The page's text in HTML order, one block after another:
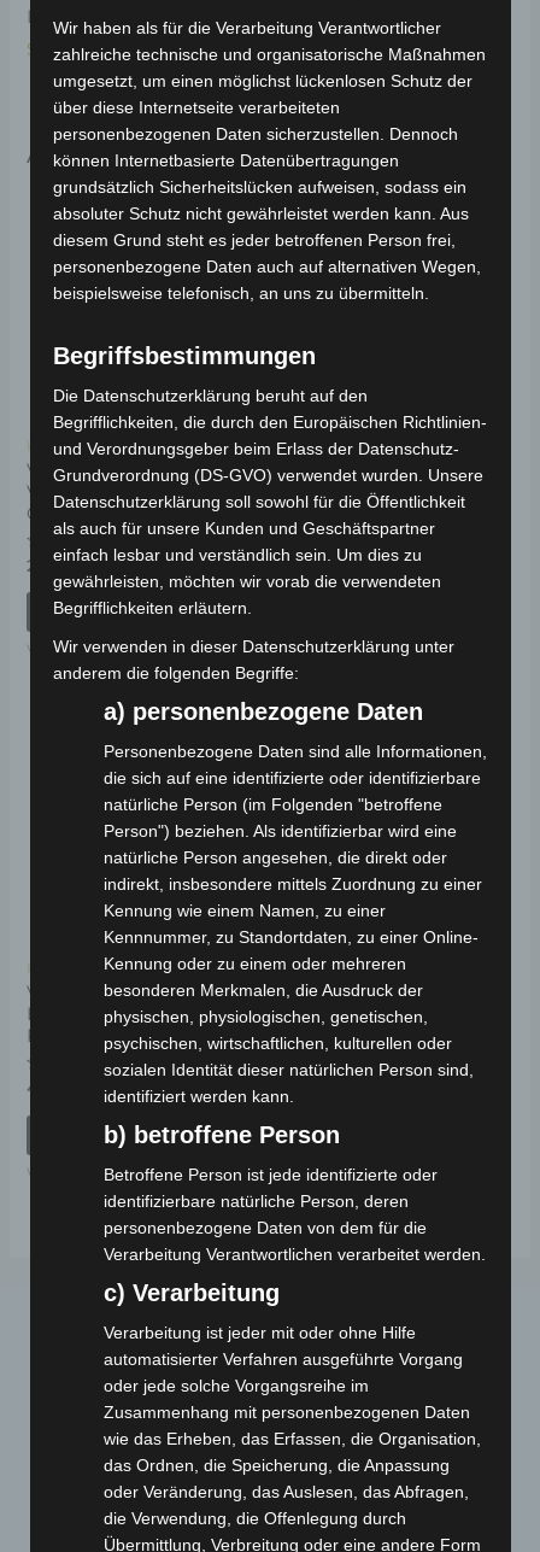
Informationen zum Fahrzeug findest du hier:
Seniorenmobil ECO 25 km/h.
Ähnliche Produkte
Kostenloser Versand
VISTA VORDERE OBERE
VERKLEIDUNG
GEGENSTÜCK
Bewertet
mit
0
29,00€
IN DEN WARENKORB
VISTA
Kostenloser Versand
VISTA STAURAUM
UNTER DEM SITZ
mit
vonIN DEN WARENKORB
Kostenloser Versand
VISTA ABLAGE FÜR
HINTERE ARMLEHNE
RECHTS
Bewertet
0
49,00
IN DEN WARENKORB
VISTA
Webseite
Cashback-Aktion
Wir haben als für die Verarbeitung Verantwortlicher
zahlreiche technische und organisatorische Maßnahmen
umgesetzt, um einen möglichst lückenlosen Schutz der
über diese Internetseite verarbeiteten
personenbezogenen Daten sicherzustellen. Dennoch
können Internetbasierte Datenübertragungen
grundsätzlich Sicherheitslücken aufweisen, sodass ein
absoluter Schutz nicht gewährleistet werden kann. Aus
diesem Grund steht es jeder betroffenen Person frei,
personenbezogene Daten auch auf alternativen Wegen,
beispielsweise telefonisch, an uns zu übermitteln.
Begriffsbestimmungen
Die Datenschutzerklärung beruht auf den
Begrifflichkeiten, die durch den Europäischen Richtlinien-
und Verordnungsgeber beim Erlass der Datenschutz-
Grundverordnung (DS-GVO) verwendet wurden. Unsere
Datenschutzerklärung soll sowohl für die Öffentlichkeit
als auch für unsere Kunden und Geschäftspartner
einfach lesbar und verständlich sein. Um dies zu
gewährleisten, möchten wir vorab die verwendeten
Begrifflichkeiten erläutern.
Wir verwenden in dieser Datenschutzerklärung unter
anderem die folgenden Begriffe:
a) personenbezogene Daten
Personenbezogene Daten sind alle Informationen,
die sich auf eine identifizierte oder identifizierbare
natürliche Person (im Folgenden "betroffene
Person") beziehen. Als identifizierbar wird eine
natürliche Person angesehen, die direkt oder
indirekt, insbesondere mittels Zuordnung zu einer
Kennung wie einem Namen, zu einer
Kennnummer, zu Standortdaten, zu einer Online-
Kennung oder zu einem oder mehreren
besonderen Merkmalen, die Ausdruck der
physischen, physiologischen, genetischen,
psychischen, wirtschaftlichen, kulturellen oder
sozialen Identität dieser natürlichen Person sind,
identifiziert werden kann.
b) betroffene Person
Betroffene Person ist jede identifizierte oder
identifizierbare natürliche Person, deren
personenbezogene Daten von dem für die
Verarbeitung Verantwortlichen verarbeitet werden.
c) Verarbeitung
Verarbeitung ist jeder mit oder ohne Hilfe
automatisierter Verfahren ausgeführte Vorgang
oder jede solche Vorgangsreihe im
Zusammenhang mit personenbezogenen Daten
wie das Erheben, das Erfassen, die Organisation,
das Ordnen, die Speicherung, die Anpassung
oder Veränderung, das Auslesen, das Abfragen,
die Verwendung, die Offenlegung durch
Übermittlung, Verbreitung oder eine andere Form